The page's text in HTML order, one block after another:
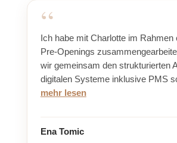
Ich habe mit Charlotte im Rahmen
Pre-Openings
wir gemeinsam den strukturierten
digitalen Systeme inklusive PMS
mehr lesen
Ena Tomic